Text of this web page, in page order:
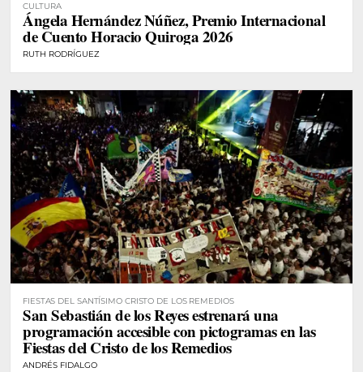
CULTURA
Ángela Hernández Núñez, Premio Internacional
de Cuento Horacio Quiroga 2026
RUTH RODRÍGUEZ
FIESTAS DEL SANTÍSIMO CRISTO DE LOS REMEDIOS
San Sebastián de los Reyes estrenará una
programación accesible con pictogramas en las
Fiestas del Cristo de los Remedios
ANDRÉS FIDALGO